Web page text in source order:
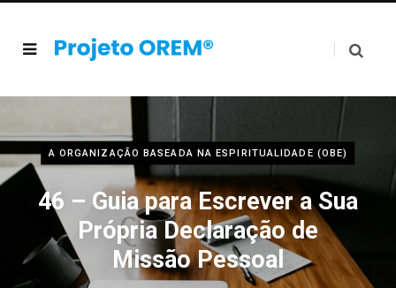
A ORGANIZAÇÃO BASEADA NA ESPIRITUALIDADE (OBE)
46 – Guia para Escrever a Sua
Própria Declaração de
Missão Pessoal